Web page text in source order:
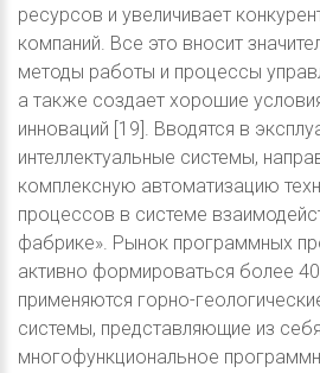
ресурсов и увеличивает
компаний. Все это вносит
методы работы и процессы
а также создает хорошие
инноваций [19]. Вводятся в
интеллектуальные системы,
комплексную автоматизацию
процессов в системе
фабрике». Рынок программных
активно формироваться более 40
применяются горно-
системы, представляющие из себя
многофункциональное